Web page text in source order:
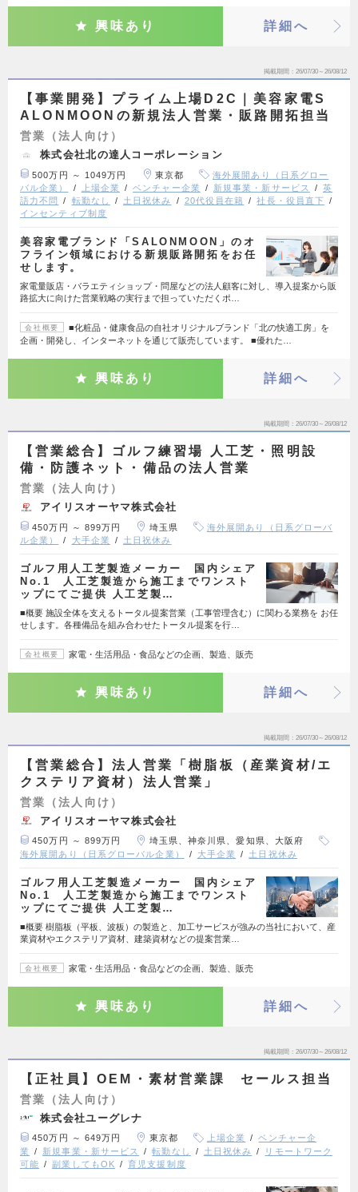
興味あり 詳細へ
掲載期間 26/07/30～26/08/12
【事業開発】プライム上場D2C｜美容家電S
ALONMOONの新規法人営業・販路開拓担当
営業（法人向け）
株式会社北の達人コーポレーション
500万円 ～ 1049万円 東京都
海外展開あり（日系グロー
バル企業）
上場企業 ベンチャー企業 新規事業・新サービス
英
語力不問
転勤なし 土日祝休み 20代役員在籍
社長・役員直下
インセンティブ制度
美容家電ブランド「SALONMOON」のオ
フライン領域における新規販路開拓をお任
せします。
家電量販店・バラエティショップ・問屋などの法人顧客に対し、導入提案から販
路拡大に向けた営業戦略の実行まで担っていただくポ…
会社概要
■化粧品・健康食品の自社オリジナルブランド「北の快適工房」を
企画・開発し、インターネットを通じて販売しています。 ■優れた…
興味あり 詳細へ
掲載期間 26/07/30～26/08/12
【営業総合】ゴルフ練習場 人工芝・照明設
備・防護ネット・備品の法人営業
営業（法人向け）
アイリスオーヤマ株式会社
450万円 ～ 899万円 埼玉県
海外展開あり（日系グローバ
ル企業）
大手企業 土日祝休み
ゴルフ用人工芝製造メーカー 国内シェア
No.1 人工芝製造から施工までワンスト
ップにてご提供 人工芝製…
■概要 施設全体を支えるトータル提案営業（工事管理含む）に関わる業務を お任
せします。各種備品を組み合わせたトータル提案を行…
会社概要 家電・生活用品・食品などの企画、製造、販売
興味あり 詳細へ
掲載期間 26/07/30～26/08/12
【営業総合】法人営業「樹脂板（産業資材/エ
クステリア資材）法人営業」
営業（法人向け）
アイリスオーヤマ株式会社
450万円 ～ 899万円
埼玉県、神奈川県、愛知県、大阪府
海外展開あり（日系グローバル企業）
大手企業 土日祝休み
ゴルフ用人工芝製造メーカー 国内シェア
No.1 人工芝製造から施工までワンスト
ップにてご提供 人工芝製…
■概要 樹脂板（平板、波板）の製造と、加工サービスが強みの当社において、産
業資材やエクステリア資材、建築資材などの提案営業…
会社概要 家電・生活用品・食品などの企画、製造、販売
興味あり 詳細へ
掲載期間 26/07/30～26/08/12
【正社員】OEM・素材営業課 セールス担当
営業（法人向け）
株式会社ユーグレナ
450万円 ～ 649万円 東京都 上場企業
ベンチャー企
業
新規事業・新サービス 転勤なし 土日祝休み
リモートワーク
可能
副業してもOK 育児支援制度